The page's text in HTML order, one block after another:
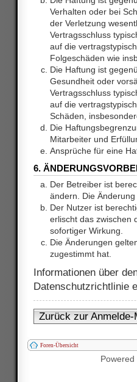
Verhalten oder bei
der Verletzung
Vertragsschluss
auf die
Folgeschäden wie
Die Haftung ist
Gesundheit oder
Vertragsschluss
auf die
Schäden,
Die
Mitarbeiter und
Ansprüche für eine
6.
Der Betreiber ist
ändern. Die
Der Nutzer ist
erlischt das zwischen
sofortiger Wirkung.
Die Änderungen
zugestimmt hat.
Informationen über
Datenschutzrichtlinie
Zurück zur Anmelde-
Foren-Übersicht
Powered